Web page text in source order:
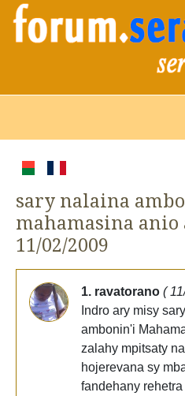
sary nalaina
mahamasina anio
11/02/2009
1. ravatorano (
Indro ary misy
ambonin'i
zalahy mpitsaty
hojerevana sy
fandehany